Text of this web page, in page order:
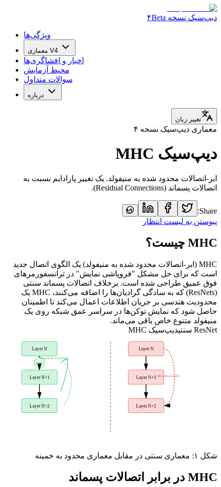
دیپ‌سیک نسخه ۴ Beta
ویژگی‌ها
معماری V4
اخبار و افشاگری‌ها
محیط آزمایش
سوالات متداول
درباره
تغییر زبان
معماری دیپ‌سیک نسخه ۴
دیپ‌سیک MHC
ابر-اتصالات محدود شده به منیفولد. یک تغییر پارادایم نسبت به
اتصالات پسماند (Residual Connections).
Share:
پیوستن به لیست انتظار
MHC چیست؟
MHC (ابر-اتصالات محدود شده به منیفولد) یک الگوی اتصال جدید
است که برای حل مشکل "فروپاشی نمایش" در ترانسفورمرهای
فوق عمیق طراحی شده است. برخلاف اتصالات پسماند سنتی
(ResNets) که به سادگی گرادیان‌ها را اضافه می‌کنند، MHC یک
محدودیت هندسی بر جریان اطلاعات اعمال می‌کند تا اطمینان
حاصل شود که نمایش توکن‌ها در سراسر عمق شبکه روی یک
منیفولد متنوع خاص باقی می‌ماند.
ResNet سنتی
دیپ‌سیک MHC
Layer N
Layer N+1
Layer N+2
Residual (Add)
Layer N
MHC
Layer N+1
Manifold Constraint
Layer N+2
شکل ۱: معماری سنتی در مقابل معماری محدود به خمینه
MHC در برابر اتصالات پسماند